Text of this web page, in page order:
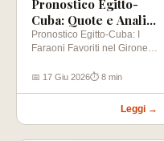
Pronostico Egitto-
Cuba: Quote e Analisi
Mondiali 2026
Pronostico Egitto-Cuba: I
Faraoni Favoriti nel Girone
Mondiali 2026…
📅 17 Giu 2026⏱ 8 min
Leggi →